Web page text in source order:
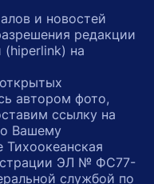
и новостей
редакции
(hiperlink) на
автором фото,
ссылку на
Вашему
ЭЛ № ФС77-
службой по